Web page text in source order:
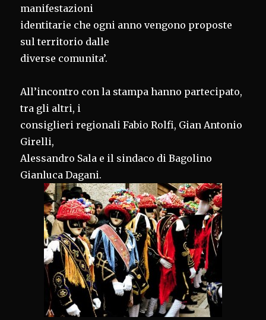
manifestazioni
identitarie che ogni anno vengono proposte
sul territorio dalle
diverse comunita’.
All’incontro con la stampa hanno partecipato,
tra gli altri, i
consiglieri regionali Fabio Rolfi, Gian Antonio
Girelli,
Alessandro Sala e il sindaco di Bagolino
Gianluca Dagani.